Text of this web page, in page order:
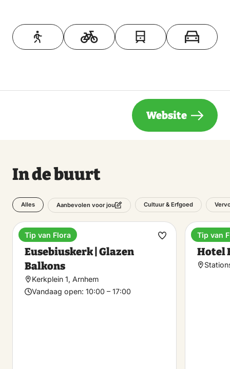
Toon op kaart
Website
In de buurt
Alles Aanbevolen voor jou Cultuur & Erfgoed
Museum
Eusebiuskerk | Glazen
Balkons
Kerkplein 1, Arnhem
Vandaag open: 10:00 – 17:00
Tip van Flora
Maak
Hotel
Hotel
Tip van